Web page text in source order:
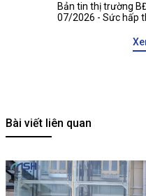
Bản tin thị trường
07/2026 - Sức hấp
Bài viết liên quan